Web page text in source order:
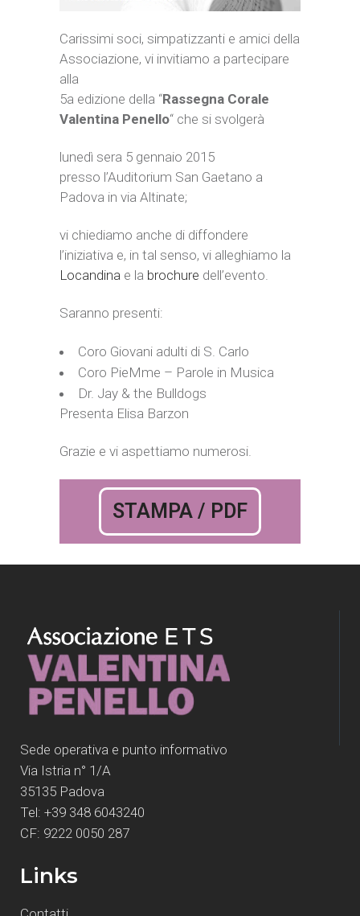
Carissimi soci, simpatizzanti e amici della
Associazione, vi invitiamo a partecipare
alla
5a edizione della “Rassegna Corale
Valentina Penello“ che si svolgerà
lunedì sera 5 gennaio 2015
presso l’Auditorium San Gaetano a
Padova in via Altinate;
vi chiediamo anche di diffondere
l’iniziativa e, in tal senso, vi alleghiamo la
Locandina e la brochure dell’evento.
Saranno presenti:
Coro Giovani adulti di S. Carlo
Coro PieMme – Parole in Musica
Dr. Jay & the Bulldogs
Presenta Elisa Barzon
Grazie e vi aspettiamo numerosi.
STAMPA / PDF
Sede operativa e punto informativo
Via Istria n° 1/A
35135 Padova
Tel: +39 348 6043240
CF: 9222 0050 287
Links